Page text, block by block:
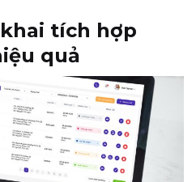
tích hợp
quả